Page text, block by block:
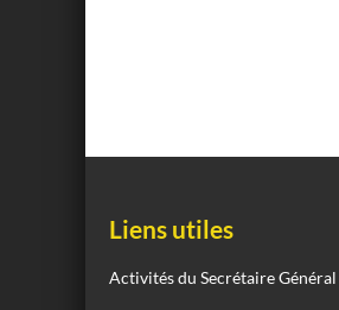
Liens utiles
Activités du Secrétaire Général